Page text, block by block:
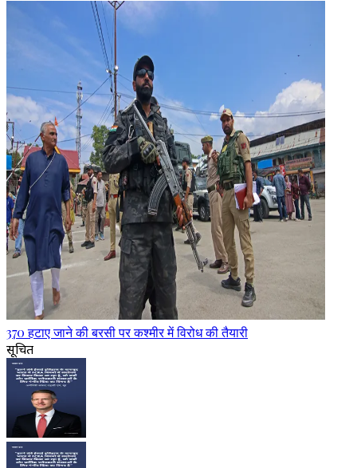
370 हटाए जाने की बरसी पर कश्मीर में विरोध की तैयारी
सूचित